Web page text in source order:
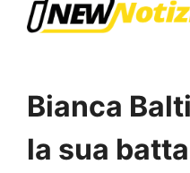
Bianca
la sua